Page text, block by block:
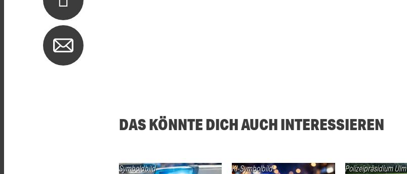
DAS KÖNNTE DICH AUCH INTERESSIEREN
Symboldbild KI-Symbolbild Polizeipräsidium Ulm